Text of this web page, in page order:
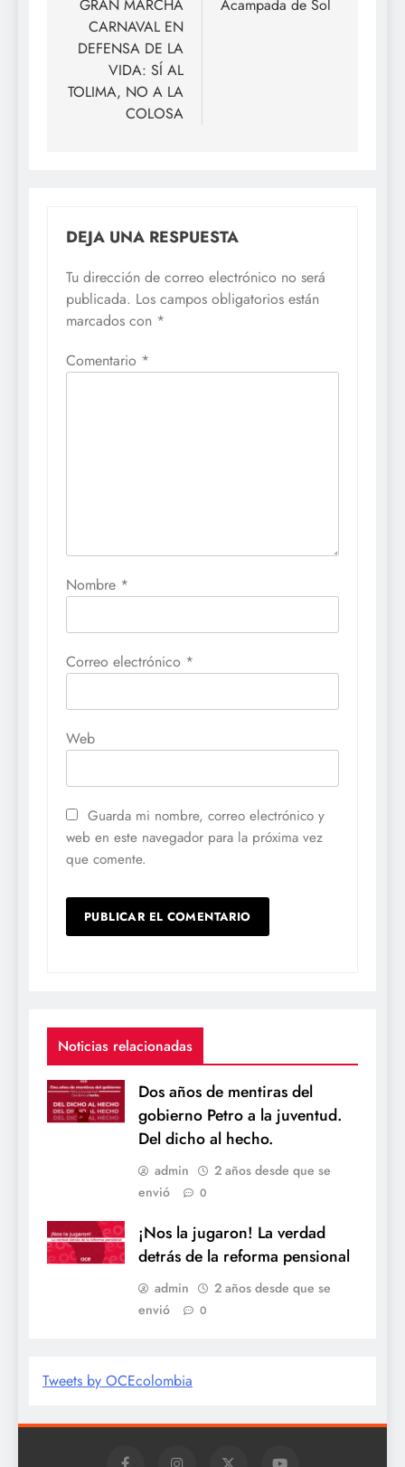
de
entradas
GRAN MARCHA
CARNAVAL EN
DEFENSA DE LA
VIDA: SÍ AL
TOLIMA, NO A LA
COLOSA
Acampada de Sol
DEJA UNA RESPUESTA
Tu dirección de correo electrónico no será
publicada. Los campos obligatorios están
marcados con *
Comentario *
Nombre *
Correo electrónico *
Web
Guarda mi nombre, correo electrónico y
web en este navegador para la próxima vez
que comente.
Noticias relacionadas
Dos años de mentiras del
gobierno Petro a la juventud.
Del dicho al hecho.
admin
2 años desde que se
envió
0
¡Nos la jugaron! La verdad
detrás de la reforma pensional
admin
2 años desde que se
envió
0
Tweets by OCEcolombia